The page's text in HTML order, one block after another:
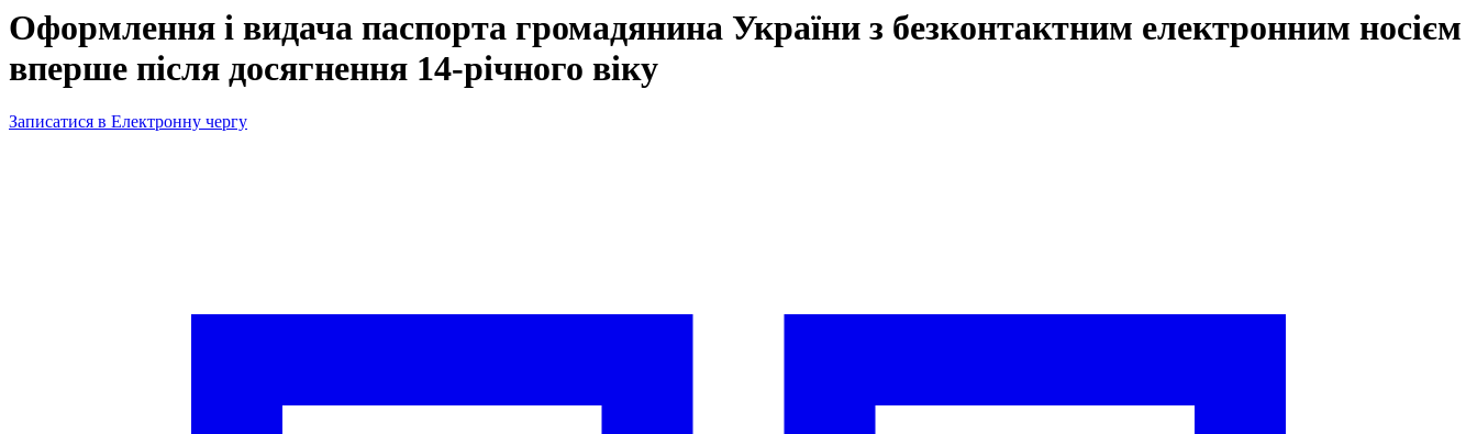
Оформлення і видача паспорта громадянина України з безконтактним електронним носієм
вперше після досягнення 14-річного віку
Записатися в Електронну чергу